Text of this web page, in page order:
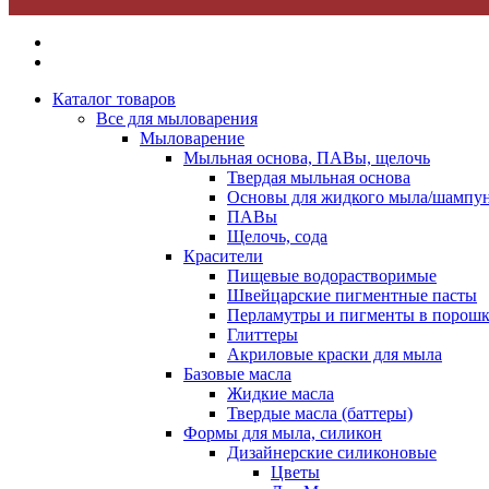
Каталог товаров
Все для мыловарения
Мыловарение
Мыльная основа, ПАВы, щелочь
Твердая мыльная основа
Основы для жидкого мыла/
ПАВы
Щелочь, сода
Красители
Пищевые водорастворимые
Швейцарские пигментные пасты
Перламутры и пигменты в
Глиттеры
Акриловые краски для мыла
Базовые масла
Жидкие масла
Твердые масла (баттеры)
Формы для мыла, силикон
Дизайнерские силиконовые
Цветы